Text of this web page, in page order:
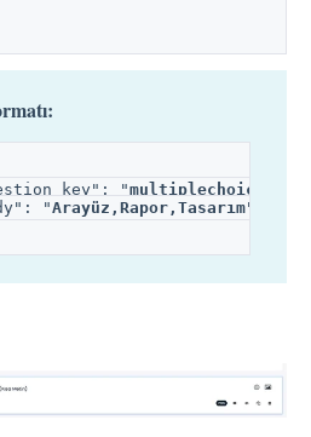
"
multiplechoice
"
Arayüz,Rapor,Tasarım"